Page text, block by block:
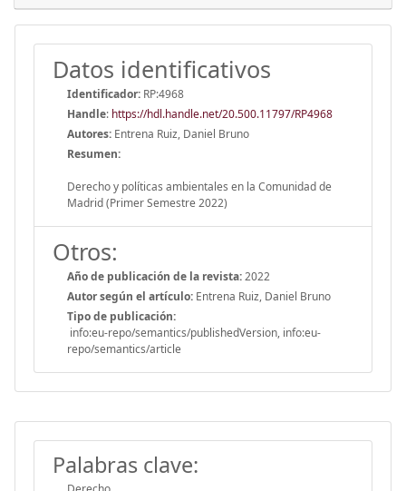
Datos identificativos
Identificador: RP:4968
Handle: https://hdl.handle.net/20.500.11797/RP4968
Autores: Entrena Ruiz, Daniel Bruno
Resumen:
Derecho y políticas ambientales en la Comunidad de
Madrid (Primer Semestre 2022)
Otros:
Año de publicación de la revista:2022
Autor según el artículo: Entrena Ruiz, Daniel Bruno
Tipo de publicación:
info:eu-repo/semantics/publishedVersion, info:eu-
repo/semantics/article
Palabras clave: